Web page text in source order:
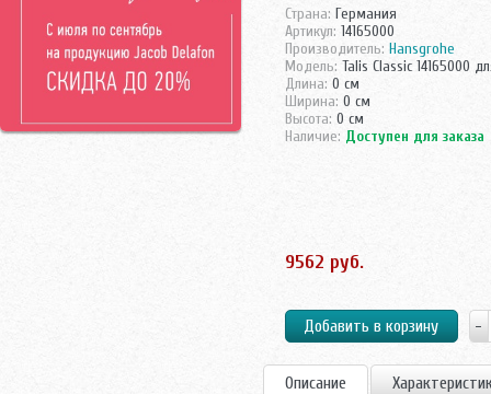
Страна: Германия
Артикул: 14165000
Производитель: Hansgrohe
Модель: Talis Classic 14165000
Длина: 0 см
Ширина: 0 см
Высота: 0 см
Наличие: Доступен для заказа
9562 руб.
Описание